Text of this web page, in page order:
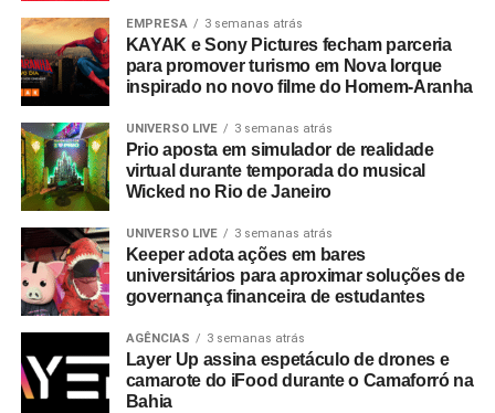
EMPRESA 3 semanas atrás
KAYAK e Sony Pictures fecham parceria
para promover turismo em Nova Iorque
inspirado no novo filme do Homem-Aranha
UNIVERSO LIVE 3 semanas atrás
Prio aposta em simulador de realidade
virtual durante temporada do musical
Wicked no Rio de Janeiro
UNIVERSO LIVE 3 semanas atrás
Keeper adota ações em bares
universitários para aproximar soluções de
governança financeira de estudantes
AGÊNCIAS 3 semanas atrás
Layer Up assina espetáculo de drones e
camarote do iFood durante o Camaforró na
Bahia